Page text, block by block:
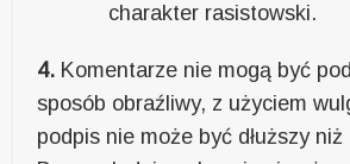
charakter rasistowski.
4. Komentarze nie mogą być
sposób obraźliwy, z użyciem
podpis nie może być dłuższy niż